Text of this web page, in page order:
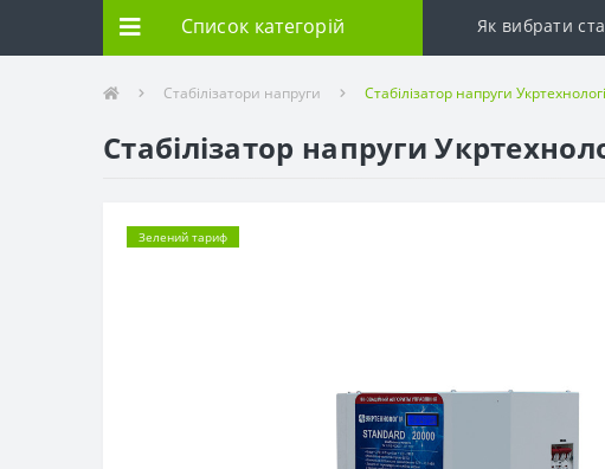
Список категорій Як вибрати
Стабілізатори напруги Стабілізатор напруги
Стабілізатор напруги
Зелений тариф